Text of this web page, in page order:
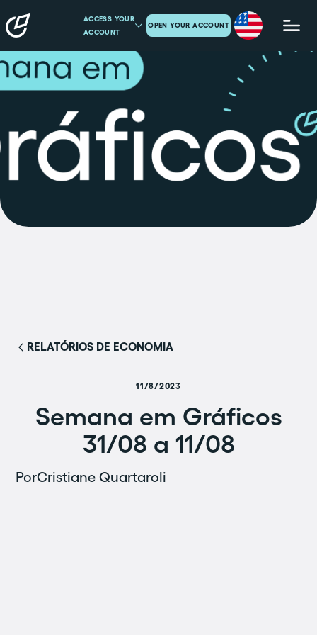
ACCESS YOUR
ACCOUNT
OPEN YOUR ACCOUNT
RELATÓRIOS DE ECONOMIA
11/8/2023
Semana em Gráficos
31/08 a 11/08
PorCristiane Quartaroli